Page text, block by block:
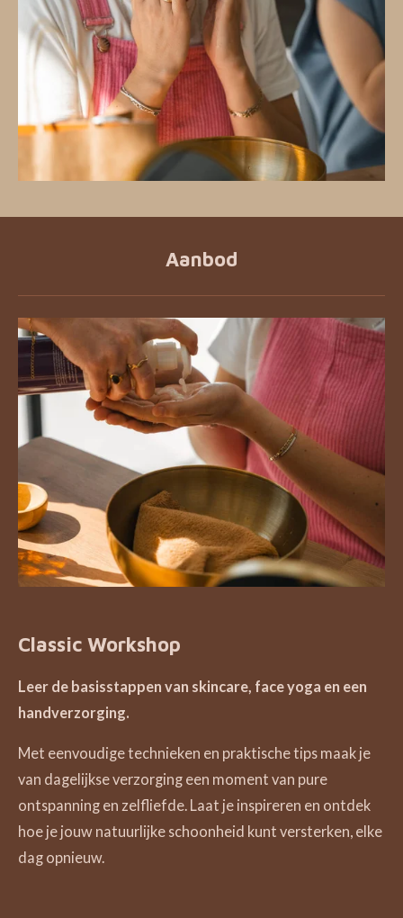
Aanbod
Classic Workshop
Leer de basisstappen van skincare, face yoga en een
handverzorging.
Met eenvoudigetechnieken en praktische tips maak je
van dagelijkse verzorging een moment van pure
ontspanning en zelfliefde. Laat je inspireren en ontdek
hoe je jouw natuurlijke schoonheid kunt versterken, elke
dag opnieuw.